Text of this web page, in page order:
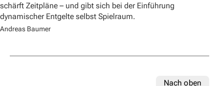
schärft Zeitpläne – und gibt sich bei der Einführung
dynamischer Entgelte selbst Spielraum.
Andreas Baumer
Nach oben